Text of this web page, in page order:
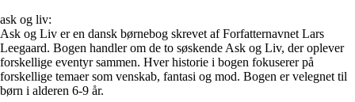
ask og liv:
Ask og Liv er en dansk børnebog skrevet af Forfatternavnet Lars
Leegaard. Bogen handler om de to søskende Ask og Liv, der oplever
forskellige eventyr sammen. Hver historie i bogen fokuserer på
forskellige temaer som venskab, fantasi og mod. Bogen er velegnet til
børn i alderen 6-9 år.